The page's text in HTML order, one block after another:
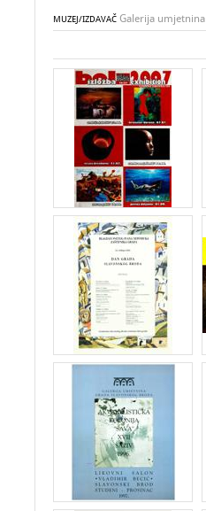
MUZEJ/IZDAVAČ Galerija umjetnina